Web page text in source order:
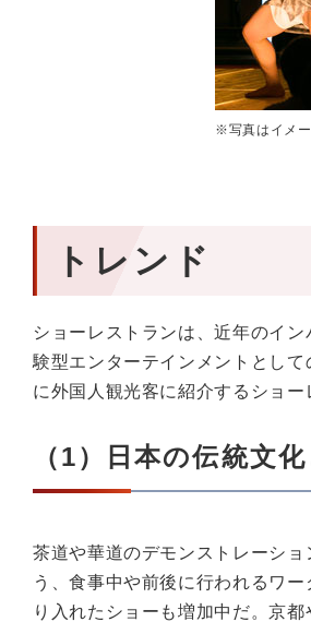
※写真はイメー
トレンド
ショーレストランは、近年のイ
験型エンターテインメントとし
に外国人観光客に紹介するショ
（1）日本の伝統文
茶道や華道のデモンストレーシ
う、食事中や前後に行われるワ
り入れたショーも増加中だ。京